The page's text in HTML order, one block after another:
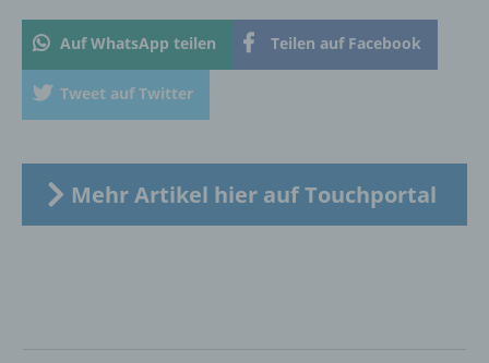
Auf WhatsApp teilen Teilen auf Facebook
Tweet auf Twitter
Mehr Artikel hier auf Touchportal
Verbreitung oder eine andere Form der
Bereitstellung, den Abgleich oder die
Löschen oder die Vernichtung.
d) Einschränkung der Verarbeitung
Einschränkung der Verarbeitung ist die